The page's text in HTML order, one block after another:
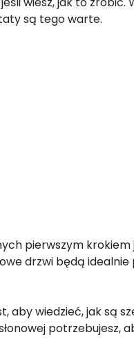
są tego warte.
pierwszym
drzwi będą
aby wiedzieć, jak są
potrzebujesz,